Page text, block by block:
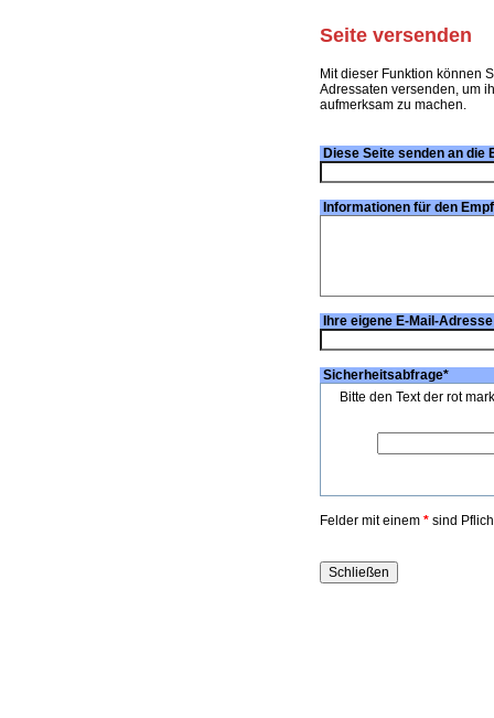
Seite versenden
Mit dieser Funktion können
Adressaten versenden, um
aufmerksam zu machen.
Diese Seite senden an die
Informationen für den
Ihre eigene E-Mail-
Sicherheitsabfrage*
Bitte den Text der rot
Felder mit einem * sind